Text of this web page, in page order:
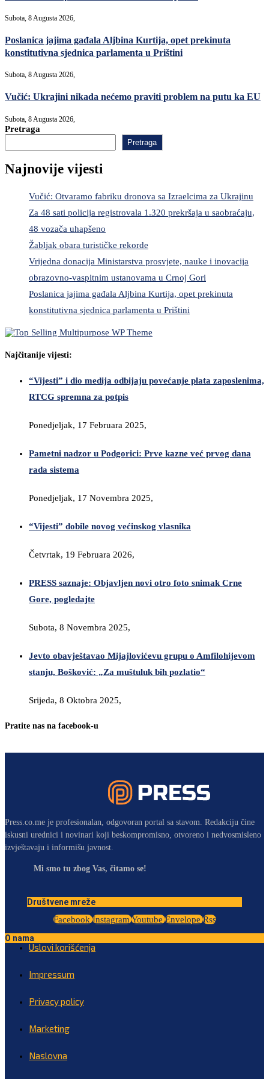
Subota, 8 Augusta 2026,
Poslanica jajima gađala Aljbina Kurtija, opet prekinuta
konstitutivna sjednica parlamenta u Prištini
Subota, 8 Augusta 2026,
Vučić: Ukrajini nikada nećemo praviti problem na putu ka EU
Subota, 8 Augusta 2026,
Pretraga
Pretraga
Najnovije vijesti
Vučić: Otvaramo fabriku dronova sa Izraelcima za Ukrajinu
Za 48 sati policija registrovala 1.320 prekršaja u saobraćaju,
48 vozača uhapšeno
Žabljak obara turističke rekorde
Vrijedna donacija Ministarstva prosvjete, nauke i inovacija
obrazovno-vaspitnim ustanovama u Crnoj Gori
Poslanica jajima gađala Aljbina Kurtija, opet prekinuta
konstitutivna sjednica parlamenta u Prištini
Najčitanije vijesti:
“Vijesti” i dio medija odbijaju povećanje plata zaposlenima,
RTCG spremna za potpis
Ponedjeljak, 17 Februara 2025,
Pametni nadzor u Podgorici: Prve kazne već prvog dana
rada sistema
Ponedjeljak, 17 Novembra 2025,
“Vijesti” dobile novog većinskog vlasnika
Četvrtak, 19 Februara 2026,
PRESS saznaje: Objavljen novi otro foto snimak Crne
Gore, pogledajte
Subota, 8 Novembra 2025,
Jevto obavještavao Mijajlovićevu grupu o Amfilohijevom
stanju, Bošković: „Za muštuluk bih pozlatio“
Srijeda, 8 Oktobra 2025,
Pratite nas na facebook-u
Press.co.me je profesionalan, odgovoran portal sa stavom. Redakciju čine
iskusni urednici i novinari koji beskompromisno, otvoreno i nedvosmisleno
izvještavaju i informišu javnost.
Mi smo tu zbog Vas, čitamo se!
Društvene mreže
Facebook Instagram Youtube Envelope Rss
O nama
Uslovi korišćenja
Impressum
Privacy policy
Marketing
Naslovna